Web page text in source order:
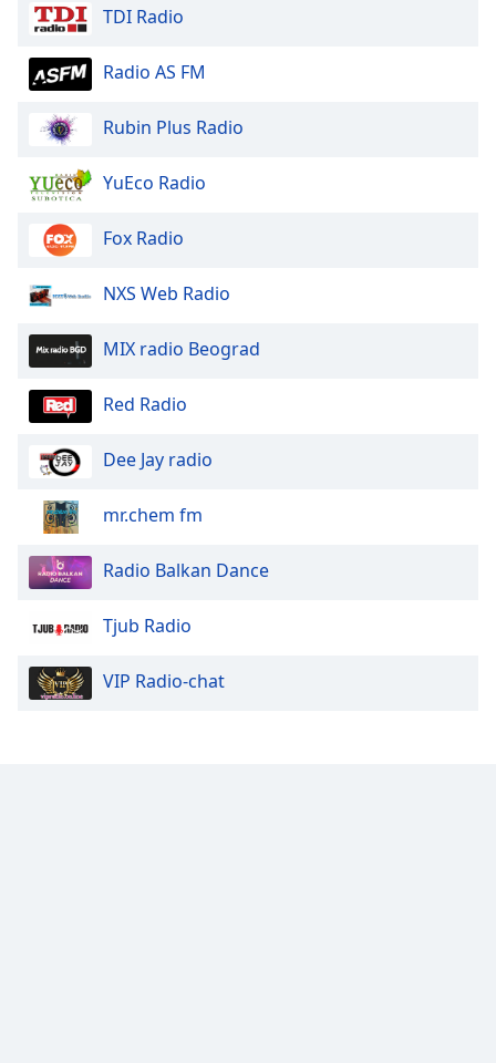
TDI Radio
Radio AS FM
Rubin Plus Radio
YuEco Radio
Fox Radio
NXS Web Radio
MIX radio Beograd
Red Radio
Dee Jay radio
mr.chem fm
Radio Balkan Dance
Tjub Radio
VIP Radio-chat